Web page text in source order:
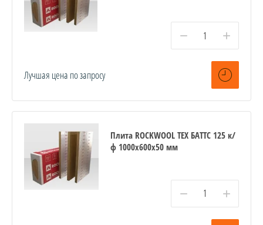
− +
Лучшая цена по запросу
Плита ROCKWOOL ТЕХ БАТТС 125 к/
ф 1000x600x50 мм
− +